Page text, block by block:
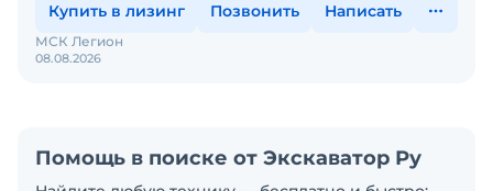
Купить в лизинг Позвонить Написать
08.08.2026
МСК Легион
Помощь в поиске от Экскаватор Ру